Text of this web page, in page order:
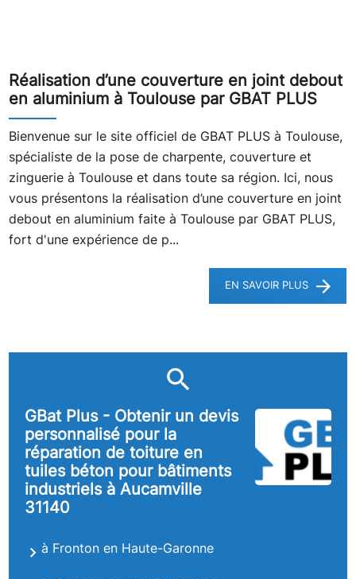
Réalisation d’une couverture en joint debout
en aluminium à Toulouse par GBAT PLUS
Bienvenue sur le site officiel de GBAT PLUS à Toulouse,
spécialiste de la pose de charpente, couverture et
zinguerie à Toulouse et dans toute sa région. Ici, nous
vous présentons la réalisation d’une couverture en joint
debout en aluminium faite à Toulouse par GBAT PLUS,
fort d'une expérience de p...
EN SAVOIR PLUS
GBat Plus - Obtenir un devis
personnalisé pour la
réparation de toiture en
tuiles béton pour bâtiments
industriels à Aucamville
31140
à Fronton en Haute-Garonne